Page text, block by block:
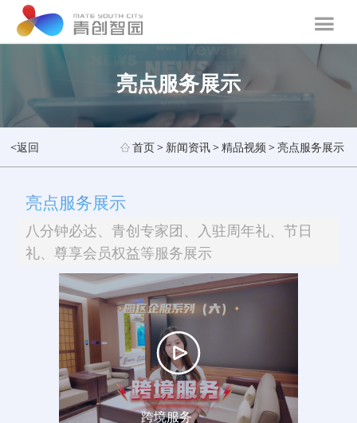
亮点服务展示
<返回 首页> 新闻资讯>精品视频>亮点服务展示
亮点服务展示
八分钟必达、青创专家团、入驻周年礼、节日
礼、尊享会员权益等服务展示
跨境服务